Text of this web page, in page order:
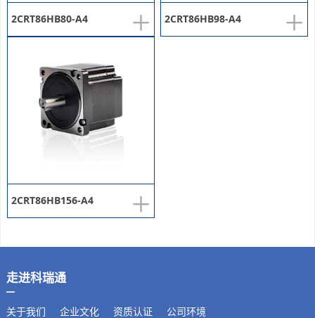
+
2CRT86HB80-A4 +
2CRT86HB98-A4
+
2CRT86HB156-A4
走进科瑞通
关于我们 企业文化 资质认证 公司环境